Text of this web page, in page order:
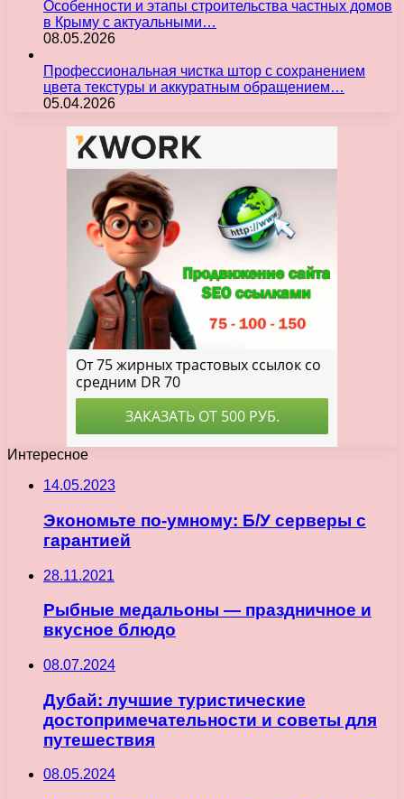
Особенности и этапы строительства частных домов
в Крыму с актуальными…
08.05.2026
Профессиональная чистка штор с сохранением
цвета текстуры и аккуратным обращением…
05.04.2026
Интересное
14.05.2023
Экономьте по-умному: Б/У серверы с
гарантией
28.11.2021
Рыбные медальоны — праздничное и
вкусное блюдо
08.07.2024
Дубай: лучшие туристические
достопримечательности и советы для
путешествия
08.05.2024